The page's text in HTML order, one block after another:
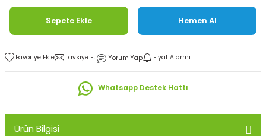
Sepete Ekle Hemen Al
Tavsiye Et Yorum Yap Fiyat Alarmı
Whatsapp Destek Hattı
Ürün Bilgisi